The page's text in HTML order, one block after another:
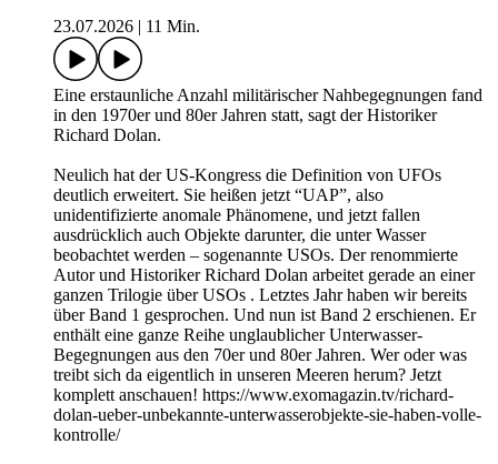
23.07.2026
11 Min.
Eine erstaunliche Anzahl militärischer Nahbegegnungen fand
in den 1970er und 80er Jahren statt, sagt der Historiker
Richard Dolan.
Neulich hat der US-Kongress die Definition von UFOs
deutlich erweitert. Sie heißen jetzt “UAP”, also
unidentifizierte anomale Phänomene, und jetzt fallen
ausdrücklich auch Objekte darunter, die unter Wasser
beobachtet werden – sogenannte USOs. Der renommierte
Autor und Historiker Richard Dolan arbeitet gerade an einer
ganzen Trilogie über USOs . Letztes Jahr haben wir bereits
über Band 1 gesprochen. Und nun ist Band 2 erschienen. Er
enthält eine ganze Reihe unglaublicher Unterwasser-
Begegnungen aus den 70er und 80er Jahren. Wer oder was
treibt sich da eigentlich in unseren Meeren herum? Jetzt
komplett anschauen! https://www.exomagazin.tv/richard-
dolan-ueber-unbekannte-unterwasserobjekte-sie-haben-volle-
kontrolle/